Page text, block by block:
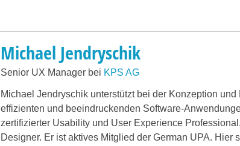
Michael Jendryschik
Senior UX Manager bei KPS AG
Michael Jendryschik unterstützt bei der Konzeption
effizienten und beeindruckenden Software-
zertifizierter Usability und User Experience
Designer. Er ist aktives Mitglied der German UPA. Hier